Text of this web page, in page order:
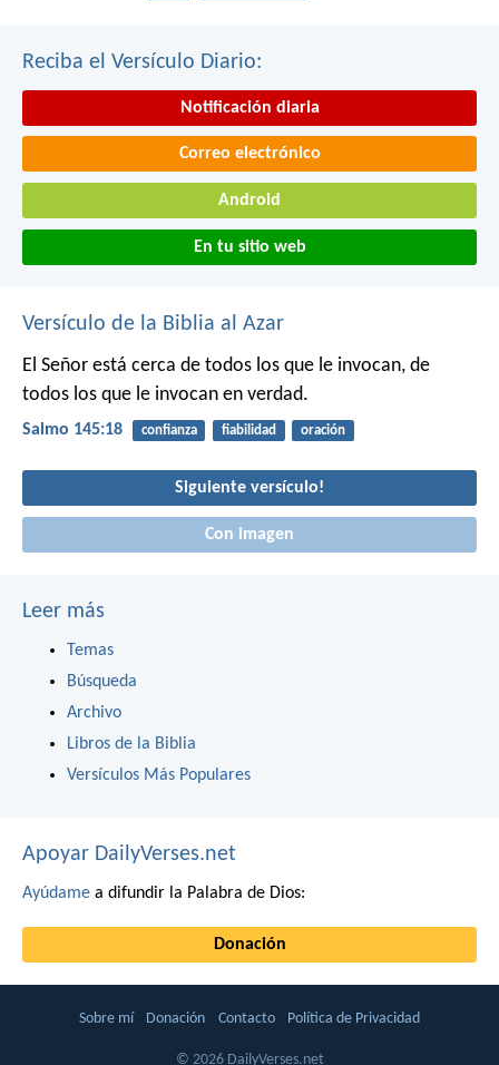
Reciba el Versículo Diario:
Notificación diaria
Correo electrónico
Android
En tu sitio web
Versículo de la Biblia al Azar
El Señor está cerca de todos los que le invocan, de
todos los que le invocan en verdad.
Salmo 145:18 confianza fiabilidad oración
Siguiente versículo!
Con imagen
Leer más
Temas
Búsqueda
Archivo
Libros de la Biblia
Versículos Más Populares
Apoyar DailyVerses.net
Ayúdame a difundir la Palabra de Dios:
Donación
Sobre mí Donación Contacto Política de Privacidad
© 2026 DailyVerses.net